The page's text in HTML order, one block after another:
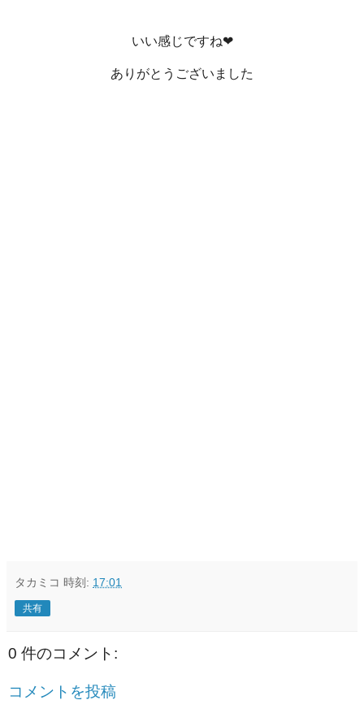
いい感じですね❤
ありがとうございました
タカミコ 時刻: 17:01
共有
0 件のコメント:
コメントを投稿